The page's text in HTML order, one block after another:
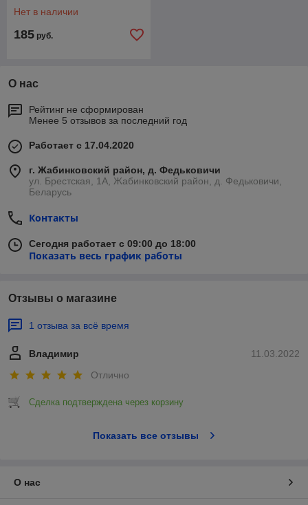
Нет в наличии
185 руб.
О нас
Рейтинг не сформирован
Менее 5 отзывов за последний год
Работает с 17.04.2020
г. Жабинковский район, д. Федьковичи
ул. Брестская, 1А, Жабинковский район, д. Федьковичи,
Беларусь
Контакты
Сегодня работает с 09:00 до 18:00
Показать весь график работы
Отзывы о магазине
1 отзыва за всё время
11.03.2022
Владимир
Отлично
Сделка подтверждена через корзину
Показать все отзывы
О нас